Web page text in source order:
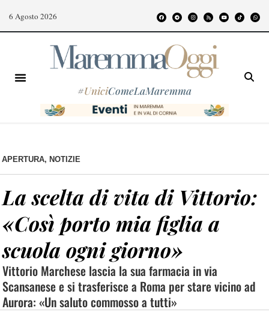
6 Agosto 2026
#UniciComeLaMaremma
APERTURA, NOTIZIE
La scelta di vita di Vittorio:
«Così porto mia figlia a
scuola ogni giorno»
Vittorio Marchese lascia la sua farmacia in via
Scansanese e si trasferisce a Roma per stare vicino ad
Aurora: «Un saluto commosso a tutti»